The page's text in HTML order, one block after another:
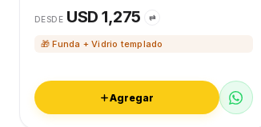
DESDE USD 1,275 ⇄
🎁 Funda + Vidrio templado
Agregar